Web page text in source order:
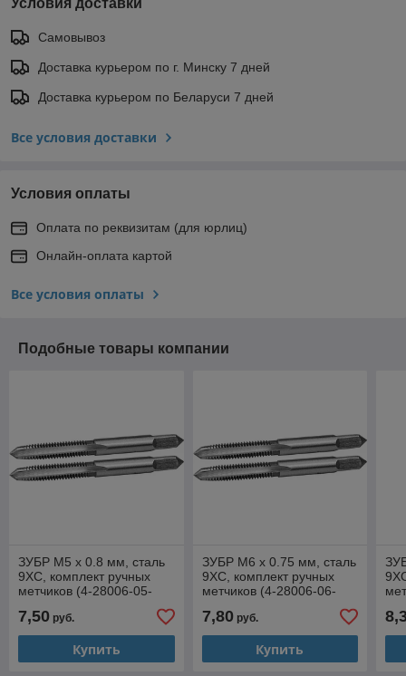
Самовывоз
Доставка курьером по г. Минску 7 дней
Доставка курьером по Беларуси 7 дней
Все условия доставки
Условия оплаты
Оплата по реквизитам (для юрлиц)
Онлайн-оплата картой
Все условия оплаты
Подобные товары компании
ЗУБР М5 x 0.8 мм, сталь
9ХС, комплект ручных
метчиков (4-28006-05-
7,50 руб.
Купить
ЗУБР М6 x 0.75 мм, сталь
9ХС, комплект ручных
метчиков (4-28006-06-
7,80руб.
Купить